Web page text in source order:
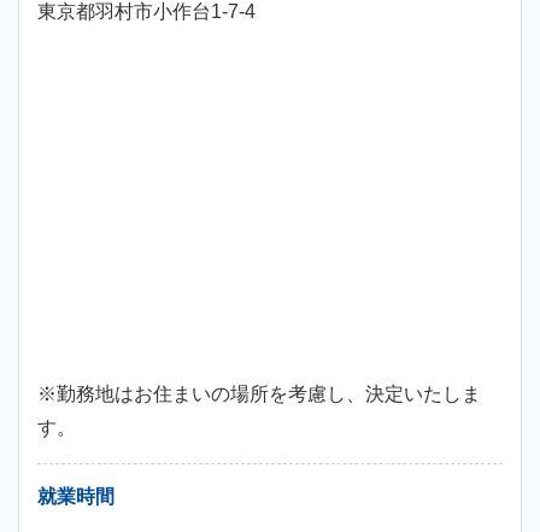
東京都羽村市小作台1-7-4
※勤務地はお住まいの場所を考慮し、決定いたしま
す。
就業時間